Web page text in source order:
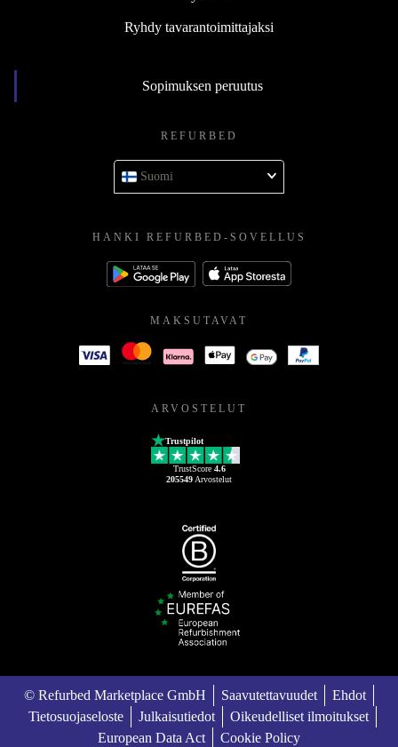
Ryhdy tavarantoimittajaksi
Sopimuksen peruutus
REFURBED
Suomi
HANKI REFURBED-SOVELLUS
MAKSUTAVAT
ARVOSTELUT
Trustpilot
TrustScore 4.6
205549 Arvostelut
© Refurbed Marketplace GmbH Saavutettavuudet
Ehdot
Tietosuojaseloste
Julkaisutiedot
Oikeudelliset ilmoitukset
European Data Act
Cookie Policy